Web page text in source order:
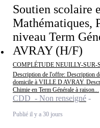
Soutien scolaire
Mathématiques,
niveau Term
AVRAY (H/F)
COMPLÉTUDE NEUILLY-SUR-
Description de l'offre: Description
domicile à VILLE D AVRAY.
Chimie en Term Générale à raison...
CDD - Non renseigné
Publié il y a 30 jours